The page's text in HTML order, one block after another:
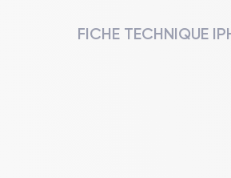
FICHE TECHNIQUE